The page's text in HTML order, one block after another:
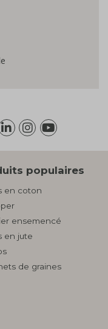
populaires
en coton
ensemencé
en jute
de graines